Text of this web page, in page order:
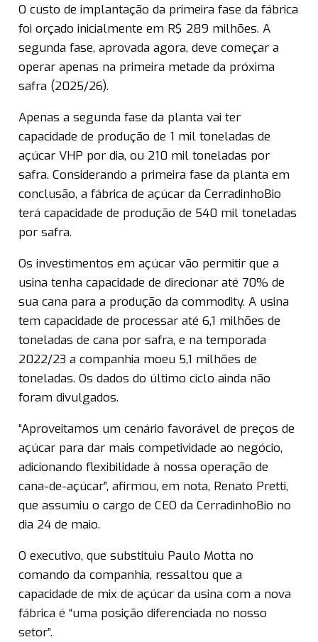
O custo de implantação da primeira fase da fábrica
foi orçado inicialmente em R$ 289 milhões. A
segunda fase, aprovada agora, deve começar a
operar apenas na primeira metade da próxima
safra (2025/26).
Apenas a segunda fase da planta vai ter
capacidade de produção de 1 mil toneladas de
açúcar VHP por dia, ou 210 mil toneladas por
safra. Considerando a primeira fase da planta em
conclusão, a fábrica de açúcar da CerradinhoBio
terá capacidade de produção de 540 mil toneladas
por safra.
Os investimentos em açúcar vão permitir que a
usina tenha capacidade de direcionar até 70% de
sua cana para a produção da commodity. A usina
tem capacidade de processar até 6,1 milhões de
toneladas de cana por safra, e na temporada
2022/23 a companhia moeu 5,1 milhões de
toneladas. Os dados do último ciclo ainda não
foram divulgados.
“Aproveitamos um cenário favorável de preços de
açúcar para dar mais competividade ao negócio,
adicionando flexibilidade à nossa operação de
cana-de-açúcar”, afirmou, em nota, Renato Pretti,
que assumiu o cargo de CEO da CerradinhoBio no
dia 24 de maio.
O executivo, que substituiu Paulo Motta no
comando da companhia, ressaltou que a
capacidade de mix de açúcar da usina com a nova
fábrica é “uma posição diferenciada no nosso
setor”.